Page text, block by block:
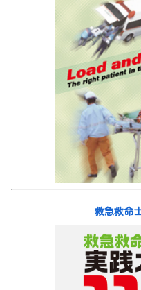
救急救命